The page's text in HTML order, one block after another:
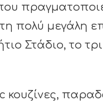
πολύ μεγάλη
Στάδιο, το
κουζίνες,